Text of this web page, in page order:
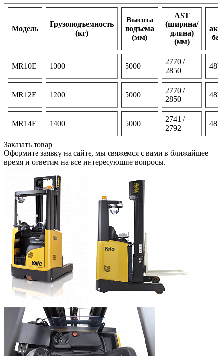
Модель
Грузоподъемность
(кг)
Высота
подъема
(мм)
AST
(ширина/
длина)
(мм)
MR10E 1000 5000
2770 /
2850
MR12E 1200 5000
2770 /
2850
MR14E 1400 5000
2741 /
2792
Заказать товар
Оформите заявку на сайте, мы свяжемся с вами в ближайшее
время и ответим на все интересующие вопросы.